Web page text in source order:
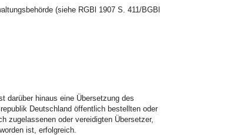
(siehe RGBl 1907 S. 411/BGBl
darüber hinaus eine Übersetzung des
Deutschland öffentlich bestellten oder
zugelassenen oder vereidigten Übersetzer,
ist, erfolgreich.